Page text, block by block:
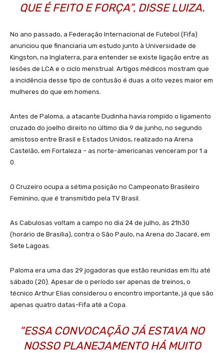
QUE É FEITO E FORÇA”, DISSE LUIZA.
No ano passado, a Federação Internacional de Futebol (Fifa)
anunciou que financiaria um estudo junto à Universidade de
Kingston, na Inglaterra, para entender se existe ligação entre as
lesões de LCA e o ciclo menstrual. Artigos médicos mostram que
a incidência desse tipo de contusão é duas a oito vezes maior em
mulheres do que em homens.
Antes de Paloma, a atacante Dudinha havia rompido o ligamento
cruzado do joelho direito no último dia 9 de junho, no segundo
amistoso entre Brasil e Estados Unidos, realizado na Arena
Castelão, em Fortaleza – as norte-americanas venceram por 1 a
0.
O Cruzeiro ocupa a sétima posição no Campeonato Brasileiro
Feminino, que é transmitido pela TV Brasil.
As Cabulosas voltam a campo no dia 24 de julho, às 21h30
(horário de Brasília), contra o São Paulo, na Arena do Jacaré, em
Sete Lagoas.
Paloma era uma das 29 jogadoras que estão reunidas em Itu até
sábado (20). Apesar de o período ser apenas de treinos, o
técnico Arthur Elias considerou o encontro importante, já que são
apenas quatro datas-Fifa até a Copa.
“ESSA CONVOCAÇÃO JÁ ESTAVA NO
NOSSO PLANEJAMENTO HÁ MUITO